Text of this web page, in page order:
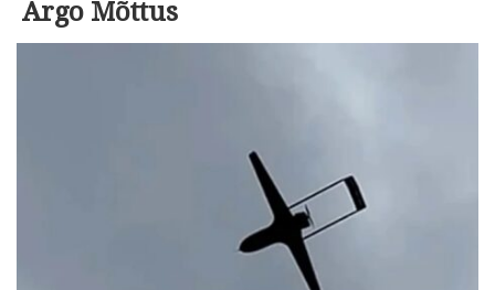
Argo Mõttus